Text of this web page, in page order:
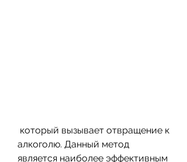
алкоголю. Данный метод
является наиболее эффективным